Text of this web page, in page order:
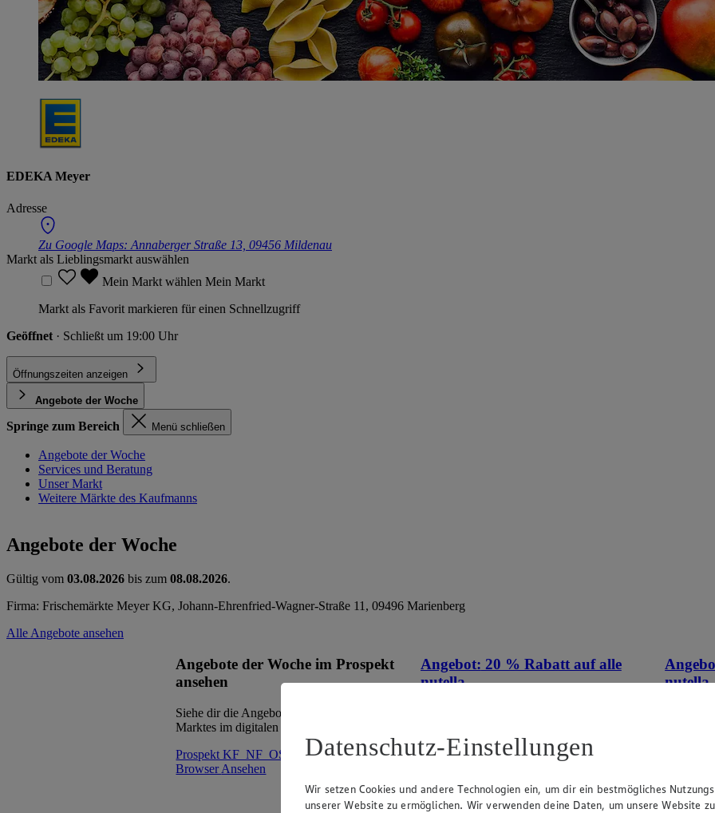
EDEKA Meyer
Adresse
Zu Google Maps: Annaberger Straße 13, 09456 Mildenau
Markt als Lieblingsmarkt auswählen
Mein Markt wählen Mein Markt
Markt als Favorit markieren für einen Schnellzugriff
Geöffnet · Schließt um 19:00 Uhr
Öffnungszeiten anzeigen
Angebote der Woche
Springe zum Bereich Menü schließen
Angebote der Woche
Services und Beratung
Unser Markt
Weitere Märkte des Kaufmanns
Angebote der Woche
Gültig vom 03.08.2026 bis zum 08.08.2026.
Firma: Frischemärkte Meyer KG, Johann-Ehrenfried-Wagner-Straße 11, 09496 Marienberg
Alle Angebote ansehen
Angebote der Woche im Prospekt
ansehen
Siehe dir die Angebote der Woche deines
Marktes im digitalen Blätterkatalog an.
Prospekt KF_NF_OST_MEYER im
BrowserAnsehen
Angebot: 20 % Rabatt auf alle
nutella
Artikel
nutella
Datenschutz-Einstellungen
Wir setzen Cookies und andere Technologien ein, um dir ein bestmögliches
unserer Website zu ermöglichen. Wir verwenden deine Daten, um unsere Website zu